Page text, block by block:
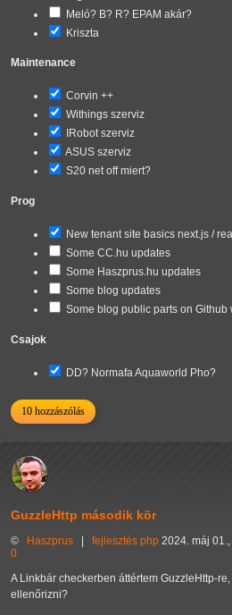
Meló? B? R? EPAM akár?
Kriszta
Maintenance
Corvin ++
Withings szerviz
IRobot szerviz
ASUS szerviz
S20 net off miert?
Prog
New tenant site basics next.js /
Some CC.hu updates
Some Haszprus.hu updates
Some blog updates
Some blog public parts on
Csajok
DD? Normafa Aquaworld Pho?
10 hozzászólás
GuzzleHttp második kör
© Haszprus fejlesztés php 2024. máj
0
A Linkbár checkerben áttértem GuzzleHttp-
ellenőrizni?